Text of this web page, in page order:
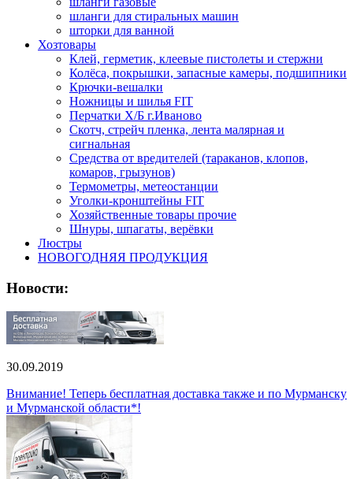
шланги для стиральных машин
шторки для ванной
Хозтовары
Клей, герметик, клеевые пистолеты и стержни
Колёса, покрышки, запасные камеры, подшипники
Крючки-вешалки
Ножницы и шилья FIT
Перчатки Х/Б г.Иваново
Скотч, стрейч пленка, лента малярная и
сигнальная
Средства от вредителей (тараканов, клопов,
комаров, грызунов)
Термометры, метеостанции
Уголки-кронштейны FIT
Хозяйственные товары прочие
Шнуры, шпагаты, верёвки
Люстры
НОВОГОДНЯЯ ПРОДУКЦИЯ
Новости:
30.09.2019
Внимание! Теперь бесплатная доставка также и по Мурманску
и Мурманской области*!